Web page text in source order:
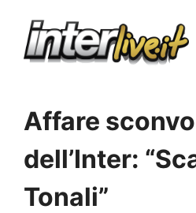
Affare
dell’Inter:
Tonali”